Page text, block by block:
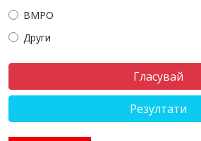
ВМРО
Други
Резултати